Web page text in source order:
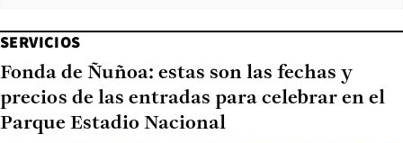
SERVICIOS
Fonda de Ñuñoa: estas son las fechas y
precios de las entradas para celebrar en el
Parque Estadio Nacional